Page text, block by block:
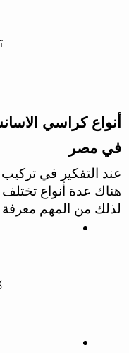
أنواع كراسي
في مصر
عند التفكير في
هناك عدة أنواع
لذلك من المهم معرفة